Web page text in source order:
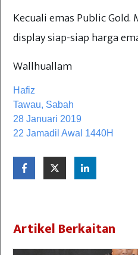
Kecuali emas Public Gold.
display siap-siap harga
Wallhuallam
Hafiz
Tawau, Sabah
28 Januari 2019
22 Jamadil Awal 1440H
Artikel Berkaitan